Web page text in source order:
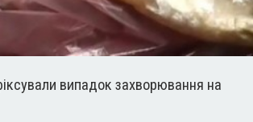
випадок захворювання на